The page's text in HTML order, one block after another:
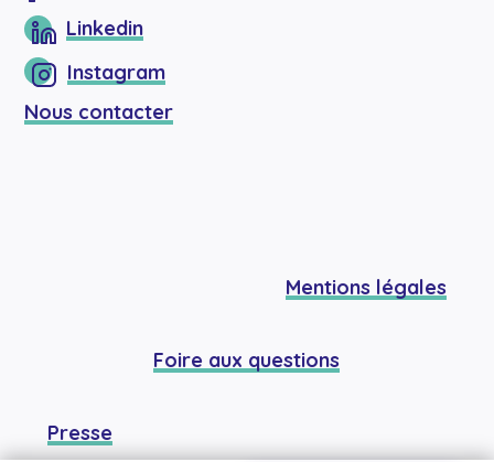
Linkedin
Instagram
Nous contacter
Mentions légales
Foire aux questions
Presse